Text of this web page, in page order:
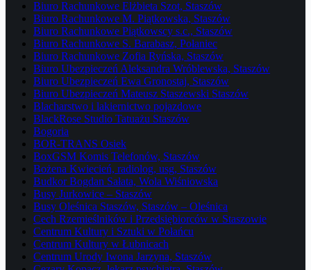
Biuro Rachunkowe Elżbieta Szot, Staszów
Biuro Rachunkowe M. Piątkowska, Staszów
Biuro Rachunkowe Piątkowscy s.c., Staszów
Biuro Rachunkowe S. Barabasz, Połaniec
Biuro Rachunkowe Zofia Ryńska, Staszów
Biuro Ubezpieczeń Aleksandra Wróblewska, Staszów
Biuro Ubezpieczeń Ewa Gronostaj, Staszów
Biuro Ubezpieczeń Mateusz Staszewski Staszów
Blacharstwo i lakiernictwo pojazdowe
BlackRose Studio Tatuażu Staszów
Bogoria
BOR-TRANS Osiek
BoxGSM Komis Telefonów, Staszów
Bożena Kwiecień, radiolog, usg, Staszów
Budkor Bogdan Sałata, Wola Wiśniowska
Busy Jurkowice – Staszów
Busy Oleśnica Staszów, Staszów – Oleśnica
Cech Rzemieślników i Przedsiębiorców w Staszowie
Centrum Kultury i Sztuki w Połańcu
Centrum Kultury w Łubnicach
Centrum Urody Iwona Jarzyna, Staszów